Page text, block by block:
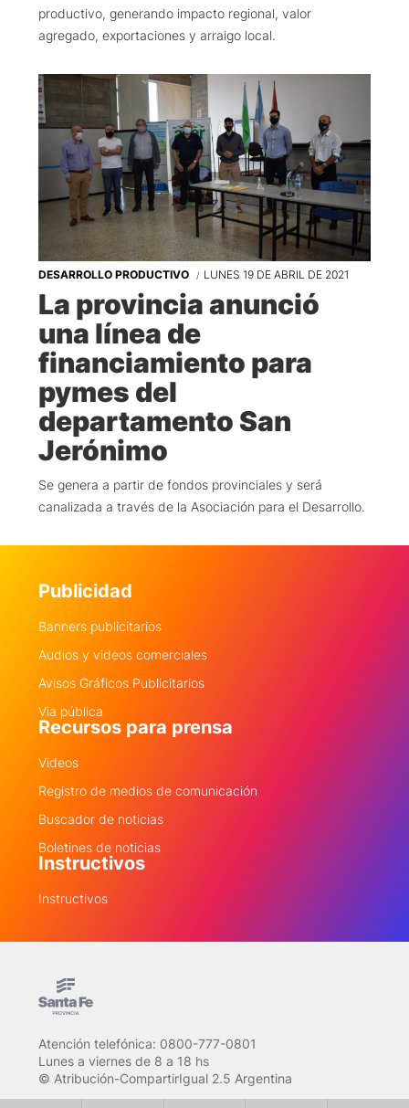
productivo, generando impacto regional, valor
agregado, exportaciones y arraigo local.
DESARROLLO PRODUCTIVO LUNES 19 DE ABRIL DE 2021
La provincia anunció
una línea de
financiamiento para
pymes del
departamento San
Jerónimo
Se genera a partir de fondos provinciales y será
canalizada a través de la Asociación para el Desarrollo.
Publicidad
Banners publicitarios
Audios y videos comerciales
Avisos Gráficos Publicitarios
Via pública
Recursos para prensa
Videos
Registro de medios de comunicación
Buscador de noticias
Boletines de noticias
Instructivos
Instructivos
Atención telefónica: 0800-777-0801
Lunes a viernes de 8 a 18 hs
© Atribución-CompartirIgual 2.5 Argentina